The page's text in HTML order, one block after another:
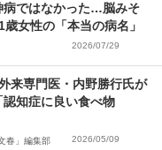
病ではなかった…脳みそ
女性の「本当の病名」
2026/07/29
来専門医・内野勝行氏が
知症に良い食べ物
春」編集部 2026/05/09